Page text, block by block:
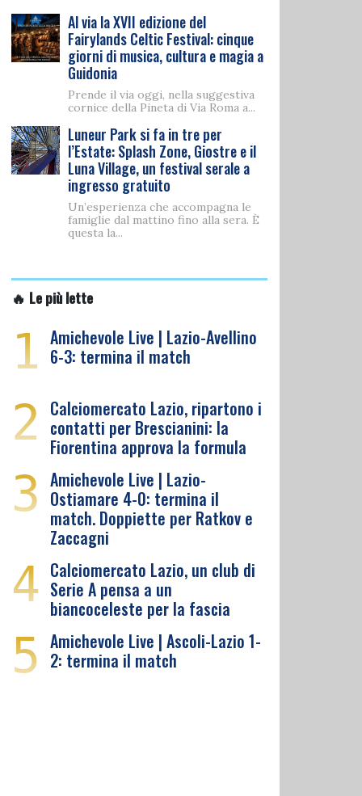
Al via la XVII edizione del
Fairylands Celtic Festival: cinque
giorni di musica, cultura e magia a
Guidonia
Prende il via oggi, nella suggestiva
cornice della Pineta di Via Roma a...
Luneur Park si fa in tre per
l’Estate: Splash Zone, Giostre e il
Luna Village, un festival serale a
ingresso gratuito
Un’esperienza che accompagna le
famiglie dal mattino fino alla sera. È
questa la...
🔥 Le più lette
1 Amichevole Live | Lazio-Avellino
6-3: termina il match
2 Calciomercato Lazio, ripartono i
contatti per Brescianini: la
Fiorentina approva la formula
3 Amichevole Live | Lazio-
Ostiamare 4-0: termina il
match. Doppiette per Ratkov e
Zaccagni
4 Calciomercato Lazio, un club di
Serie A pensa a un
biancoceleste per la fascia
5 Amichevole Live | Ascoli-Lazio 1-
2: termina il match